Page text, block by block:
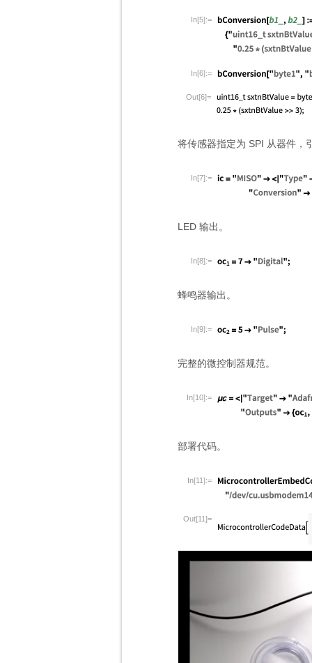
In[5]:=
In[6]:=
Out[6]=
将传感器指定为 SPI 从器件，
In[7]:=
LED 输出。
In[8]:=
蜂鸣器输出。
In[9]:=
完整的微控制器规范。
In[10]:=
部署代码。
In[11]:=
Out[11]=